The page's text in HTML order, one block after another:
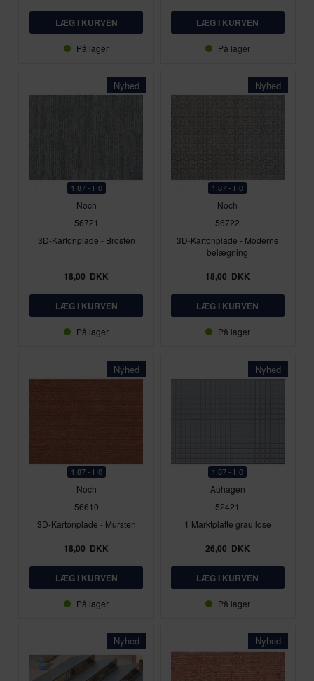
På lager På lager
Nyhed
1:87 - H0
Noch
56721
3D-Kartonplade - Brosten
18,00 DKK
På lager
Nyhed
1:87 - H0
Noch
56722
3D-Kartonplade - Moderne
belægning
18,00 DKK
På lager
Nyhed
1:87 - H0
Noch
56610
3D-Kartonplade - Mursten
18,00 DKK
På lager
Nyhed
1:87 - H0
Auhagen
52421
1 Marktplatte grau lose
26,00 DKK
På lager
Nyhed Nyhed